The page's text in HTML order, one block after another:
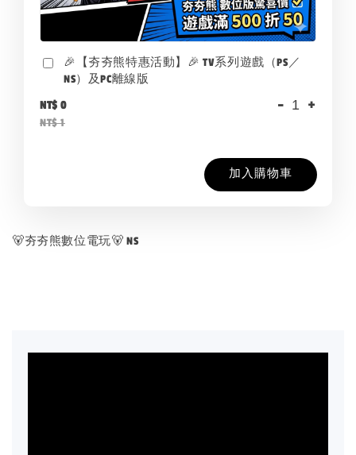
🎉【夯夯熊特惠活動】🎉 TV系列遊戲（PS／
NS）及PC離線版
NT$ 0
NT$ 1
- +
加入購物車
🐻夯夯熊數位電玩🐻 NS